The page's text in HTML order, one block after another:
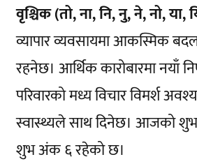
वृश्चिक (तो, ना, नि, नु, ने, नो, या,
व्यापार व्यवसायमा आकस्मिक
रहनेछ। आर्थिक कारोबारमा नयाँ
परिवारको मध्य विचार विमर्श
स्वास्थ्यले साथ दिनेछ। आजको शुभ
शुभ अंक ६ रहेको छ।